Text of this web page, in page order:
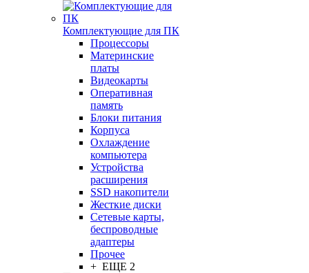
Комплектующие для ПК
Процессоры
Материнские
платы
Видеокарты
Оперативная
память
Блоки питания
Корпуса
Охлаждение
компьютера
Устройства
расширения
SSD накопители
Жесткие диски
Сетевые карты,
беспроводные
адаптеры
Прочее
+ ЕЩЕ 2